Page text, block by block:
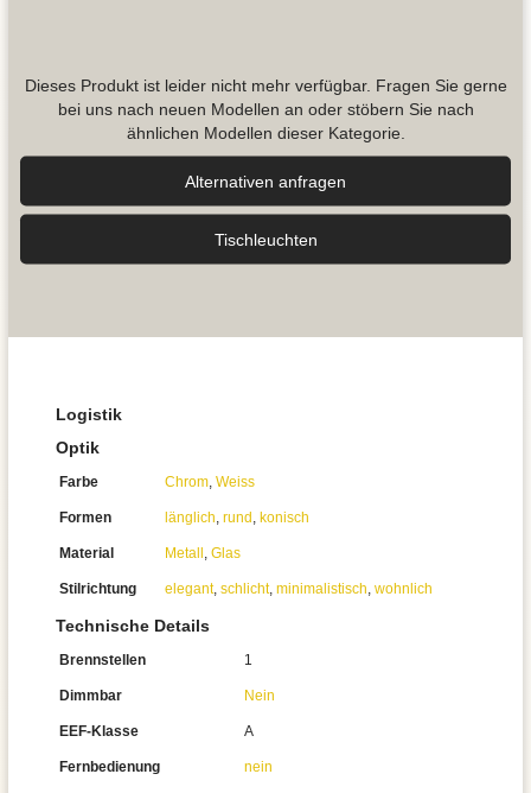
Dieses Produkt ist leider nicht mehr verfügbar. Fragen Sie gerne
bei uns nach neuen Modellen an oder stöbern Sie nach
ähnlichen Modellen dieser Kategorie.
Alternativen anfragen
Tisch­leuchten
Logistik
Optik
Farbe Chrom, Weiss
Formen länglich, rund , konisch
Material Metall , Glas
Stilrichtung elegant, schlicht, minimalistisch, wohnlich
Technische Details
Brennstellen 1
Dimmbar Nein
EEF-Klasse A
Fernbedienung nein